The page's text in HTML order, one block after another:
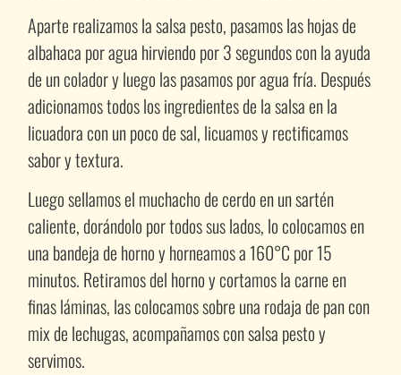
Aparte realizamos la salsa pesto, pasamos las hojas de
albahaca por agua hirviendo por 3 segundos con la ayuda
de un colador y luego las pasamos por agua fría. Después
adicionamos todos los ingredientes de la salsa en la
licuadora con un poco de sal, licuamos y rectificamos
sabor y textura.
Luego sellamos el muchacho de cerdo en un sartén
caliente, dorándolo por todos sus lados, lo colocamos en
una bandeja de horno y horneamos a 160°C por 15
minutos. Retiramos del horno y cortamos la carne en
finas láminas, las colocamos sobre una rodaja de pan con
mix de lechugas, acompañamos con salsa pesto y
servimos.